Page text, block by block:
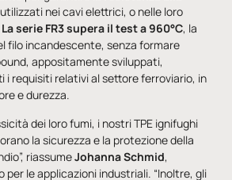
nei cavi elettrici, o nelle loro
La serie FR3 supera il test a 960°C, la
filo incandescente, senza formare
appositamente sviluppati,
i requisiti relativi al settore ferroviario, in
e durezza.
dei loro fumi, i nostri TPE ignifughi
la sicurezza e la protezione della
riassumeJohanna Schmid,
le applicazioni industriali. “Inoltre, gli